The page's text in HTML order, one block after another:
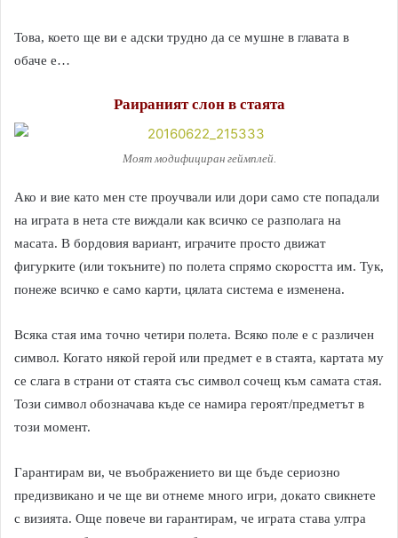
Това, което ще ви е адски трудно да се мушне в главата в
обаче е…
Раираният слон в стаята
Моят модифициран геймплей.
Ако и вие като мен сте проучвали или дори само сте попадали
на играта в нета сте виждали как всичко се разполага на
масата. В бордовия вариант, играчите просто движат
фигурките (или токъните) по полета спрямо скоростта им. Тук,
понеже всичко е само карти, цялата система е изменена.
Всяка стая има точно четири полета. Всяко поле е с различен
символ. Когато някой герой или предмет е в стаята, картата му
се слага в страни от стаята със символ сочещ към самата стая.
Този символ обозначава къде се намира героят/предметът в
този момент.
Гарантирам ви, че въображението ви ще бъде сериозно
предизвикано и че ще ви отнеме много игри, докато свикнете
с визията. Още повече ви гарантирам, че играта става ултра